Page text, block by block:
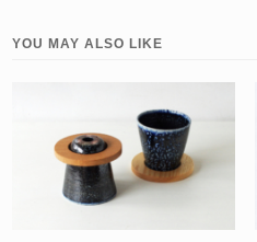
YOU MAY ALSO LIKE